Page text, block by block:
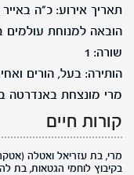
תאריך אירוע: כ"ה באייר תשל"ב,
הובאה למנוחת עולמים
שורה: 1
הותירה: בעל, הורים
מרי מונצחת באנדרטה
קורות חיים
בקיבוץ לוחמי הגטאות, בת